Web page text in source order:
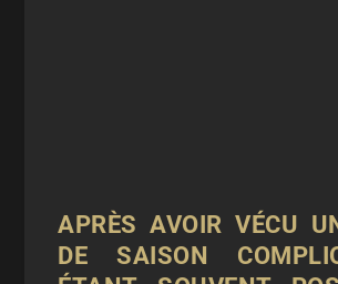
APRÈS AVOIR VÉCU
DE SAISON